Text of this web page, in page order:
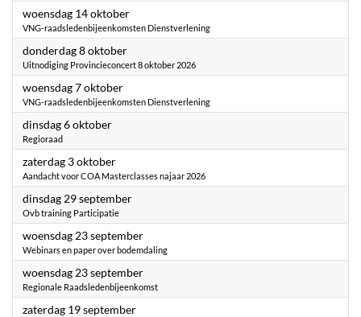
woensdag 14 oktober2026
VNG-raadsledenbijeenkomsten Dienstverlening
donderdag 8 oktober2026
Uitnodiging Provincieconcert 8 oktober 2026
woensdag 7 oktober2026
VNG-raadsledenbijeenkomsten Dienstverlening
dinsdag 6 oktober2026
Regioraad
zaterdag 3 oktober2026
Aandacht voor COA Masterclasses najaar 2026
dinsdag 29 september2026
Ovb training Participatie
woensdag 23 september2026
Webinars en paper over bodemdaling
woensdag 23 september2026
Regionale Raadsledenbijeenkomst
zaterdag 19 september2026